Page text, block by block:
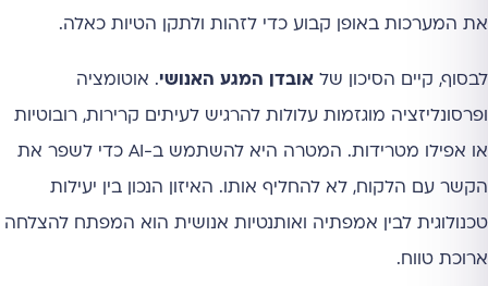
את המערכות באופן קבוע כדי לזהות ולתקן הטיות כאלה.
לבסוף, קיים הסיכון של אובדן המגע האנושי. אוטומציה
ופרסונליזציה מוגזמות עלולות להרגיש לעיתים קרירות, רובוטיות
או אפילו מטרידות. המטרה היא להשתמש ב-AI כדי לשפר את
הקשר עם הלקוח, לא להחליף אותו. האיזון הנכון בין יעילות
טכנולוגית לבין אמפתיה ואותנטיות אנושית הוא המפתח להצלחה
ארוכת טווח.